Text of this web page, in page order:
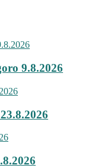
9.8.2026